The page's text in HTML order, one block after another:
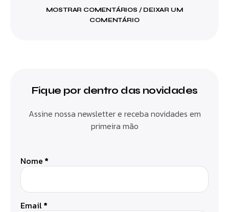
MOSTRAR COMENTÁRIOS / DEIXAR UM
COMENTÁRIO
Fique por dentro das novidades
Assine nossa newsletter e receba novidades em
primeira mão
Nome *
Email*